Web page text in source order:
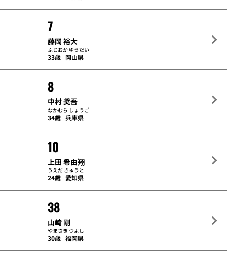
7
藤岡 裕大
ふじおか ゆうだい
33歳 岡山県
8
中村 奨吾
なかむら しょうご
34歳 兵庫県
10
上田 希由翔
うえだ きゅうと
24歳 愛知県
38
山﨑 剛
やまさき つよし
30歳 福岡県